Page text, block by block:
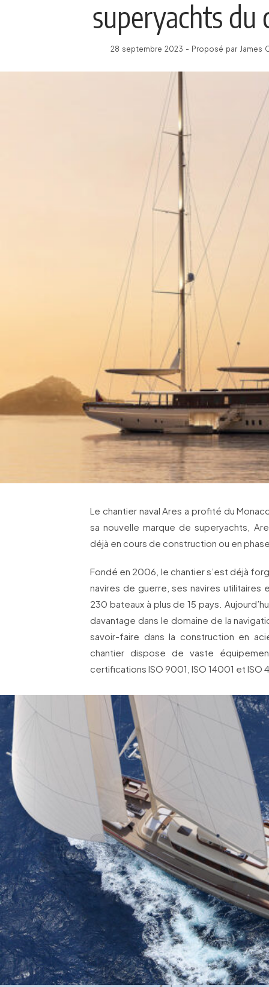
superyachts du
28 septembre 2023 - Proposé par James
Le chantier naval Ares a profité du
sa nouvelle marque de superyachts,
déjà en cours de construction ou en
Fondé en 2006, le chantier s’est déjà
navires de guerre, ses navires utilitaires
230 bateaux à plus de 15 pays.
davantage dans le domaine de la
savoir-faire dans la construction en
chantier dispose de vaste
certifications ISO 9001, ISO 14001 et ISO